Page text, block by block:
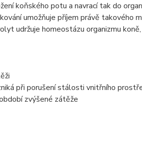
koňského potu a navrací tak do
umožňuje příjem právě
udržuje homeostázu organizmu
při porušení stálosti vnitřního
zvýšené zátěže